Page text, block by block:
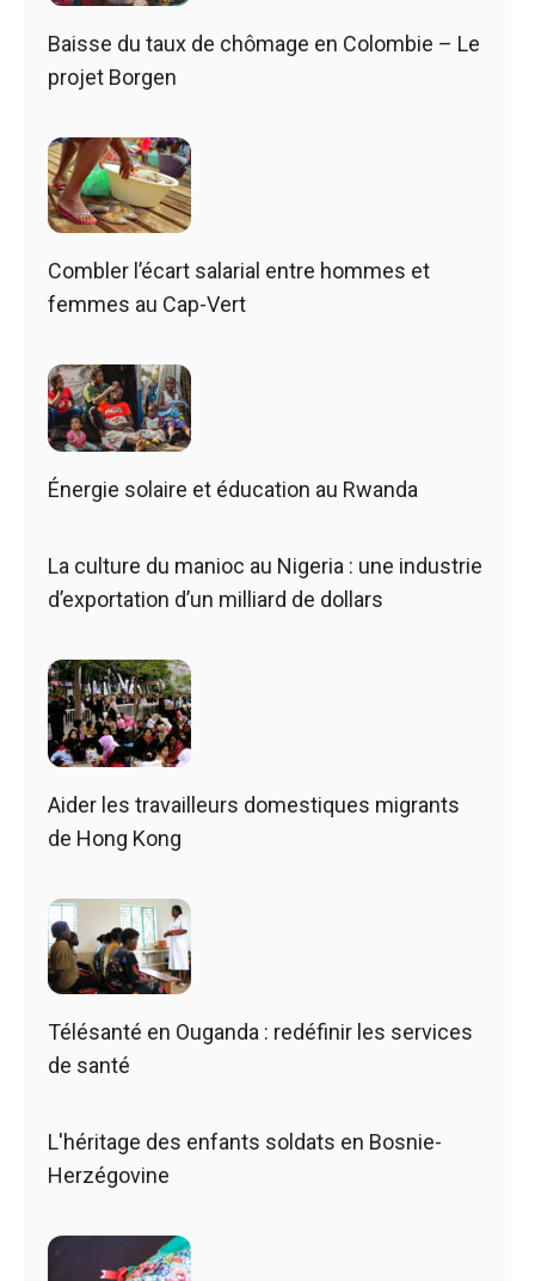
Baisse du taux de chômage en Colombie – Le
projet Borgen
Combler l’écart salarial entre hommes et
femmes au Cap-Vert
Énergie solaire et éducation au Rwanda
La culture du manioc au Nigeria : une industrie
d’exportation d’un milliard de dollars
Aider les travailleurs domestiques migrants
de Hong Kong
Télésanté en Ouganda : redéfinir les services
de santé
L'héritage des enfants soldats en Bosnie-
Herzégovine